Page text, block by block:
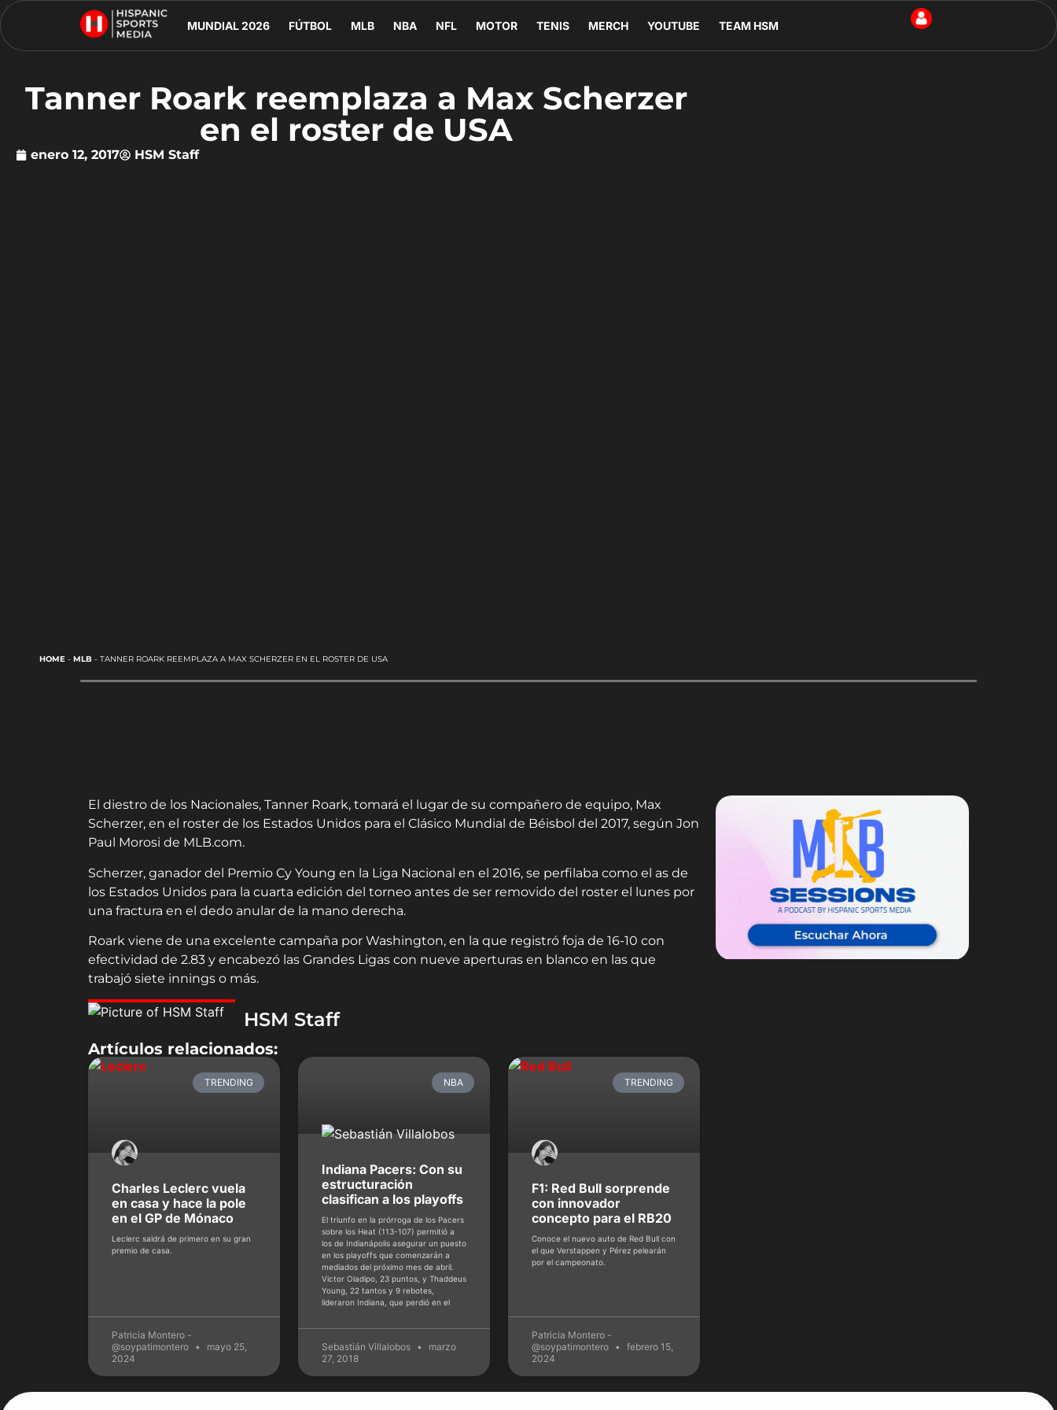
MUNDIAL 2026 FÚTBOL MLB NBA NFL MOTOR TENIS MERCH YOUTUBE TEAM HSM
Tanner Roark reemplaza a Max Scherzer
en el roster de USA
enero 12, 2017 HSM Staff
HOME- MLB- TANNER ROARK REEMPLAZA A MAX SCHERZER EN EL ROSTER DE USA
El diestro de los Nacionales, Tanner Roark, tomará el lugar de su compañero de equipo, Max
Scherzer, en el roster de los Estados Unidos para el Clásico Mundial de Béisbol del 2017, según Jon
Paul Morosi de MLB.com.
Scherzer, ganador del Premio Cy Young en la Liga Nacional en el 2016, se perfilaba como el as de
los Estados Unidos para la cuarta edición del torneo antes de ser removido del roster el lunes por
una fractura en el dedo anular de la mano derecha.
Roark viene de una excelente campaña por Washington, en la que registró foja de 16-10 con
efectividad de 2.83 y encabezó las Grandes Ligas con nueve aperturas en blanco en las que
trabajó siete innings o más.
HSM Staff
Artículos relacionados:
TRENDING
Charles Leclerc vuela
en casa y hace la pole
en el GP de Mónaco
Leclerc saldrá de primero en su gran
premio de casa.
Patricia Montero -
@soypatimontero
mayo 25,
2024
NBA
Indiana Pacers: Con su
estructuración
clasifican a los playoffs
El triunfo en la prórroga de los Pacers
sobre los Heat (113-107) permitió a
los de Indianápolis asegurar un puesto
en los playoffs que comenzarán a
mediados del próximo mes de abril.
Victor Oladipo, 23 puntos, y Thaddeus
Young, 22 tantos y 9 rebotes,
lideraron Indiana, que perdió en el
Sebastián Villalobos
marzo
27, 2018
TRENDING
F1: Red Bull sorprende
con innovador
concepto para el RB20
Conoce el nuevo auto de Red Bull con
el que Verstappen y Pérez pelearán
por el campeonato.
Patricia Montero -
@soypatimontero
febrero 15,
2024